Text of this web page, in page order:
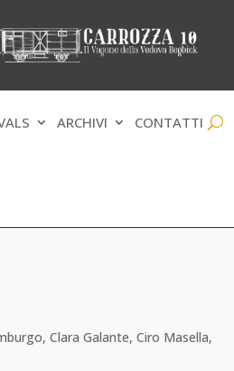
ARCHIVI CONTATTI
Clara Galante, Ciro Masella,